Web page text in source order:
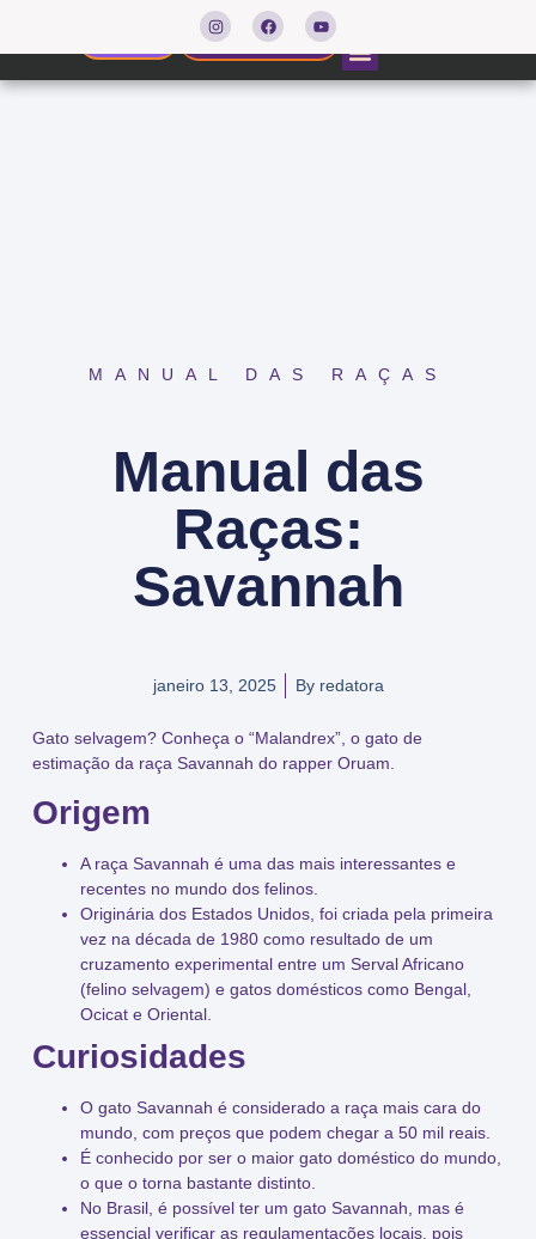
Agendar consulta
MANUAL DAS RAÇAS
Manual das
Raças:
Savannah
janeiro 13, 2025 Byredatora
Gato selvagem?Conheça o “Malandrex”, o gato de
estimação da raça Savannah do rapper Oruam
Origem
A raça Savannah é uma das mais interessantes e
recentes no mundo dos felinos.
Originária dos Estados Unidos, foi criada pela primeira
vez na década de 1980 como resultado de um
cruzamento experimental entre um Serval Africano
(felino selvagem) e gatos domésticos como Bengal,
Ocicate Oriental.
Curiosidades
O gato Savannah é considerado a raça mais cara do
mundo, com preços que podem chegar a 50 mil reais.
É conhecido por ser o maior gato doméstico do mundo,
o que o torna bastante distinto.
No Brasil, é possível ter um gato Savannah, mas é
essencial verificar as regulamentações locais, pois